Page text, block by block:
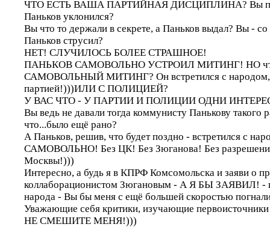
ЧТО ЕСТЬ ВАША ПАРТИЙНАЯ ДИСЦИПЛИНА? Вы
Паньков уклонился?
Вы что то держали в секрете, а Паньков выдал? Вы -
Паньков струсил?
НЕТ! СЛУЧИЛОСЬ БОЛЕЕ СТРАШНОЕ!
ПАНЬКОВ САМОВОЛЬНО УСТРОИЛ МИТИНГ! НО что
САМОВОЛЬНЫЙ МИТИНГ? Он встретился с народом,
партией!)))ИЛИ С ПОЛИЦИЕЙ?
У ВАС ЧТО - У ПАРТИИ И ПОЛИЦИИ ОДНИ
Вы ведь не давали тогда коммунисту Панькову такого
что...было ещё рано?
А Паньков, решив, что будет поздно - встретился с
САМОВОЛЬНО! Без ЦК! Без Зюганова! Без
Москвы!)))
Интересно, а будь я в КПРФ Комсомольска и заяви о
коллаборационистом Зюгановым - А Я БЫ ЗАЯВИЛ! -
народа - Вы бы меня с ещё большей скоростью
Уважающие себя критики, изучающие
НЕ СМЕШИТЕ МЕНЯ!)))